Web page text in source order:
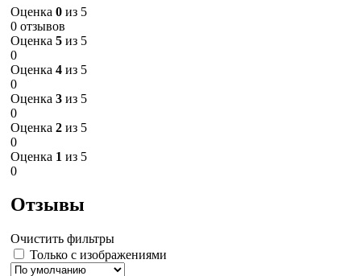
Оценка 0 из 5
0 отзывов
Оценка 5 из 5
0
Оценка 4 из 5
0
Оценка 3 из 5
0
Оценка 2 из 5
0
Оценка 1 из 5
0
Отзывы
Очистить фильтры
Только с изображениями